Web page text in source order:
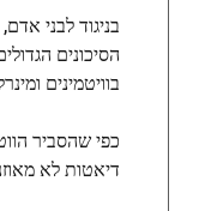
בוויטמינים
כפי שהסביר
דיאטות לא